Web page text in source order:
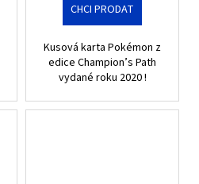
CHCI PRODAT
Kusová karta Pokémon z
edice Champion’s Path
vydané roku 2020 !